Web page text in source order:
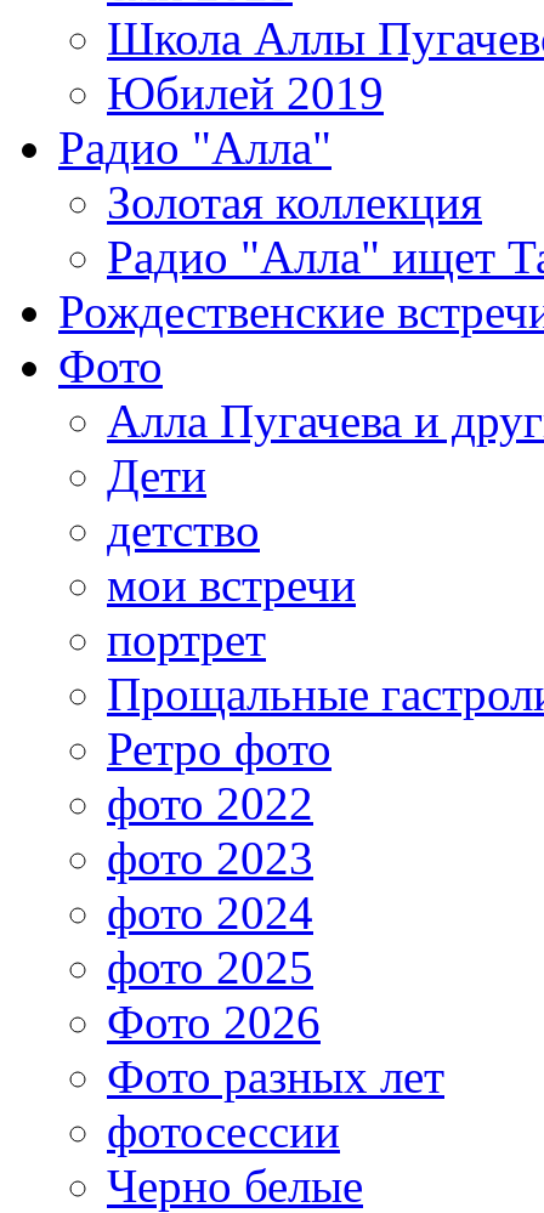
Школа Аллы
Юбилей 2019
Радио "Алла"
Золотая коллекция
Радио "Алла" ищет
Рождественские
Фото
Алла Пугачева и
Дети
детство
мои встречи
портрет
Прощальные
Ретро фото
фото 2022
фото 2023
фото 2024
фото 2025
Фото 2026
Фото разных лет
фотосессии
Черно белые